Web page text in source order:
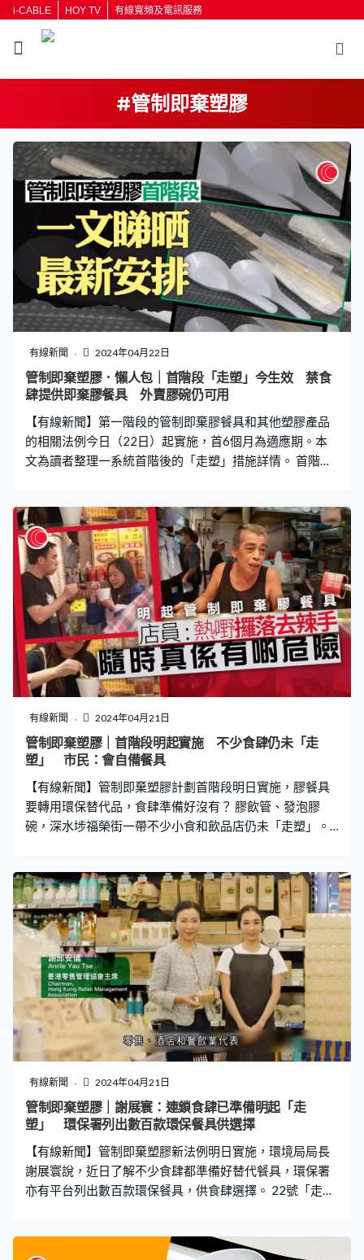
i-CABLE HOY TV 有線寬頻及電訊服務
#管制即棄塑膠
有線新聞 2024年04月22日
管制即棄塑膠．懶人包｜首階段「走塑」今生效 禁食
肆提供即棄膠餐具 外賣膠碗仍可用
【有線新聞】第一階段的管制即棄膠餐具和其他塑膠產品
的相關法例今日（22日）起實施，首6個月為適應期。本
文為讀者整理一系統首階後的「走塑」措施詳情。 首階段
具，食物容器、杯、蓋、飲管、攪拌棒、刀、叉、匙、
碟。外賣及銷售方面，禁止向顧客提供或售賣發泡膠餐
具、膠飲管、膠攪拌棒、膠進食用具（即刀、叉、匙）、
膠碟 不過，首階段暫未管制外賣用膠杯、膠蓋、膠食物容
器（膠碗）。 禁售膠柄棉花棒、雨傘袋 酒店不可免費提
供膠樽裝水 第一階段包括禁止銷售和免費供應棉花棒、氣
球棒、充氣打氣棒、熒光棒、派對帽、氧化式可分解塑膠
產品、雨傘袋、食物膠籤、膠牙籤。禁止免費供應宣傳用
塑膠包裝紙巾、非醫療用透明即棄膠手套；以及禁止製
造、銷售和供應氧化式可分解塑膠產品。 同時亦禁止酒店
和賓館免費供應即棄洗漱梳妝用品，包括膠柄牙刷、塑膠
包裝牙膏、浴帽、剃刀、指甲銼、梳、載於即棄塑膠容器
的洗髮露、沐浴露、護髮素、潤膚露和洗手液，以及在房
棉花棒，而木柄或紙柄的棉花棒仍可售賣。另
有線新聞 2024年04月21日
管制即棄塑膠｜首階段明起實施 不少食肆仍未「走
塑」 市民：會自備餐具
【有線新聞】管制即棄塑膠計劃首階段明日實施，膠餐具
要轉用環保替代品，食肆準備好沒有？ 膠飲管、發泡膠
碗，深水埗福榮街一帶不少小食和飲品店仍未「走塑」。
熱，你用膠兜會很熱，我這些是熱食，拿的時候會燙手，
隨時真的有些危險。我都不知怎麼辦，我又不是老闆，我
打工而已，老闆要怎樣讓老闆去想吧！」飲品店員黃小
姐：「明天（才轉）吧，我們用完今天就不用了。（記
者：剩下多少？）很少，我們有收到通知的，能用就好
了，客人都這樣，現在大家都知道。」 也有市民仍然不清
楚細節，ISAAC：「（記者：膠杯、膠碗知不知還能用
嗎？）膠杯、膠碗應該不能用（記者：其實是可以
的）。」何先生：「平常上班叫外賣或者去快餐店始終用
慣膠匙羹、膠叉，現在要加一元，或者不提供會比較不方
便。（記者：會不會自備餐具？）都會的。」 新例實施
後，食肆可在半年適應期內用完剩下的膠餐具存貨，當局
說會集中宣傳教育。「走塑」第一階段，發泡膠餐具、膠
用，外賣及銷售亦只限膠杯、膠碗和膠飯盒；其他即棄塑
膠產品，包
有線新聞 2024年04月21日
管制即棄塑膠｜謝展寰：連鎖食肆已準備明起「走
塑」 環保署列出數百款環保餐具供選擇
【有線新聞】管制即棄塑膠新法例明日實施，環境局局長
謝展寰說，近日了解不少食肆都準備好替代餐具，環保署
亦有平台列出數百款環保餐具，供食肆選擇。 22號「走
過千間分店已做好準備，有負責人亦說因應法例實施，已